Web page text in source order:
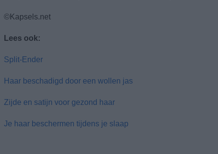
©Kapsels.net
Lees ook:
Split-Ender
Haar beschadigd door een wollen jas
Zijde en satijn voor gezond haar
Je haar beschermen tijdens je slaap